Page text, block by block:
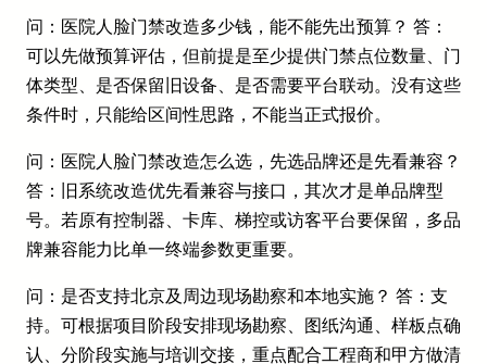
问：医院人脸门禁改造多少钱，能不能先出预算？ 答：
可以先做预算评估，但前提是至少提供门禁点位数量、门
体类型、是否保留旧设备、是否需要平台联动。没有这些
条件时，只能给区间性思路，不能当正式报价。
问：医院人脸门禁改造怎么选，先选品牌还是先看兼容？
答：旧系统改造优先看兼容与接口，其次才是单品牌型
号。若原有控制器、卡库、梯控或访客平台要保留，多品
牌兼容能力比单一终端参数更重要。
问：是否支持北京及周边现场勘察和本地实施？ 答：支
持。可根据项目阶段安排现场勘察、图纸沟通、样板点确
认、分阶段实施与培训交接，重点配合工程商和甲方做清